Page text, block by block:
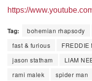
https://
Tag: bohemian rhapsody
fast & furious
FREDDIE
jason statham
LIAM
rami malek
spider man